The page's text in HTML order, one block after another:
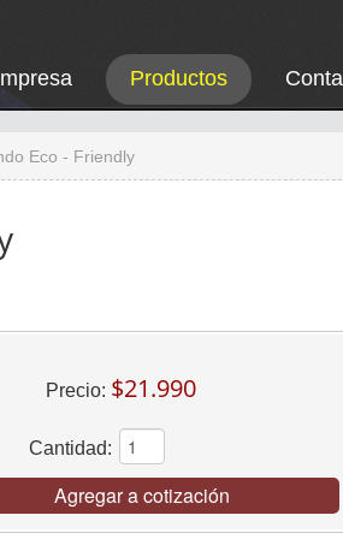
Productos
Eco - Friendly
Precio: $21.990
Cantidad:
Agregar a cotización